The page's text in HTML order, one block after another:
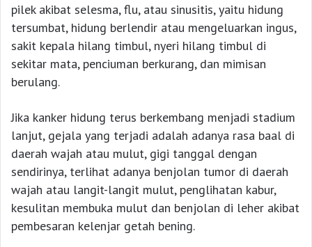
pilek akibat selesma, flu, atau sinusitis, yaitu hidung
tersumbat, hidung berlendir atau mengeluarkan ingus,
sakit kepala hilang timbul, nyeri hilang timbul di
sekitar mata, penciuman berkurang, dan mimisan
berulang.
Jika kanker hidung terus berkembang menjadi stadium
lanjut, gejala yang terjadi adalah adanya rasa baal di
daerah wajah atau mulut, gigi tanggal dengan
sendirinya, terlihat adanya benjolan tumor di daerah
wajah atau langit-langit mulut, penglihatan kabur,
kesulitan membuka mulut dan benjolan di leher akibat
pembesaran kelenjar getah bening.